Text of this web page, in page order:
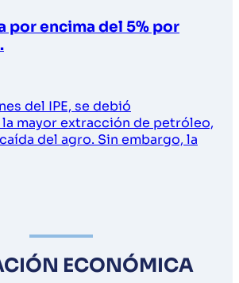
por encima del 5% por
del IPE, se debió
mayor extracción de petróleo,
del agro. Sin embargo, la
ECONÓMICA